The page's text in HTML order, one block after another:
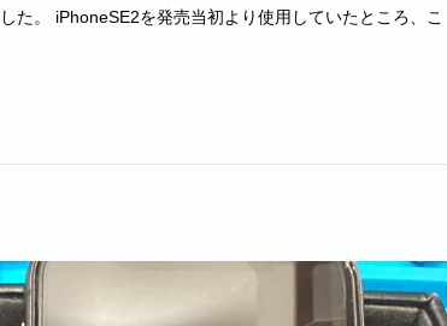
。 iPhoneSE2を発売当初より使用していたところ、こ